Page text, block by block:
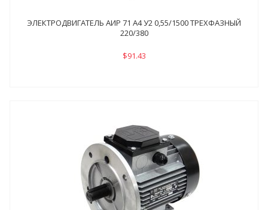
ЭЛЕКТРОДВИГАТЕЛЬ АИР 71 А4 У2 0,55/1500 ТРЕХФАЗНЫЙ
220/380
$91.43